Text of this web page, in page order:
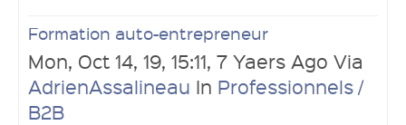
Connexion
Formation auto-entrepreneur
Mon, Oct 14, 19, 15:11, 7 Yaers Ago Via
AdrienAssalineau In Professionnels /
B2B